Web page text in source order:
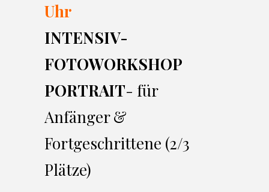
Uhr
INTENSIV-
FOTOWORKSHOP
PORTRAIT- für
Anfänger &
Fortgeschrittene (2/3
Plätze)